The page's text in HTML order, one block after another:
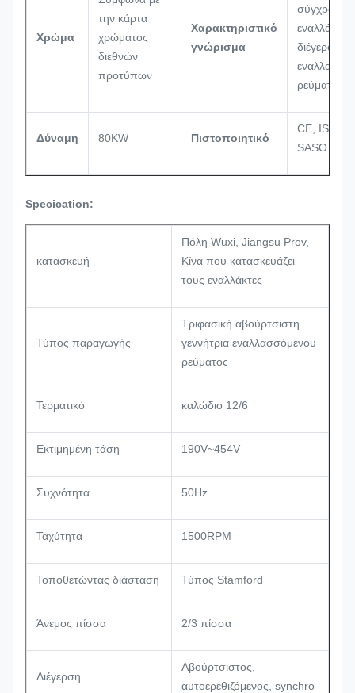
Χρώμα
την κάρτα
χρώματος
διεθνών
προτύπων
Χαρακτηριστικό
γνώρισμα
σύγχρονος
εναλλάκτης
διέγερσης
ρεύματος
Δύναμη 80KW Πιστοποιητικό
CE,
SASO
Specication:
κατασκευή
Πόλη Wuxi, Jiangsu Prov,
Κίνα που κατασκευάζει
τους εναλλάκτες
Τύπος παραγωγής
Τριφασική αβούρτσιστη
γεννήτρια εναλλασσόμενου
ρεύματος
Τερματικό καλώδιο 12/6
Εκτιμημένη τάση 190V~454V
Συχνότητα 50Hz
Ταχύτητα 1500RPM
Τοποθετώντας διάσταση Τύπος Stamford
Άνεμος πίσσα 2/3 πίσσα
Διέγερση
Αβούρτσιστος,
αυτοερεθιζόμενος, synchro